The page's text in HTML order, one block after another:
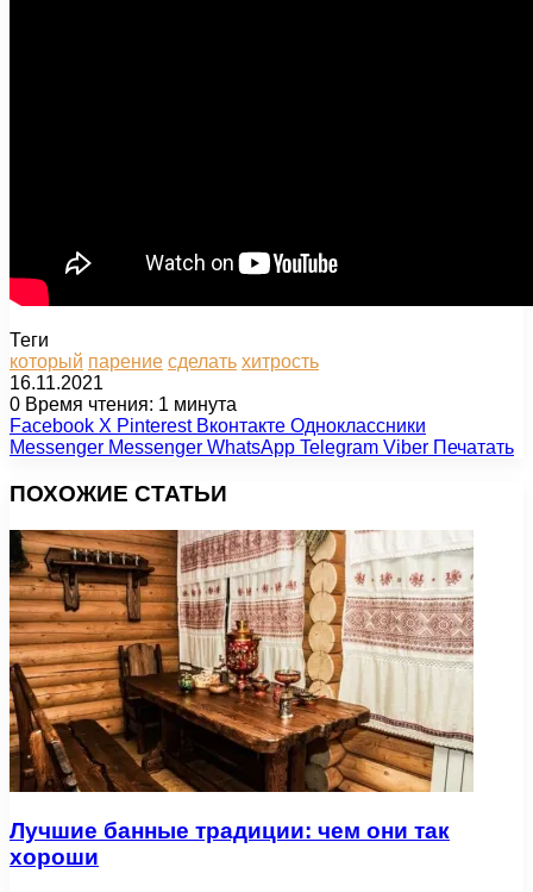
Теги
который парение сделать хитрость
16.11.2021
0 Время чтения: 1 минута
Facebook X Pinterest Вконтакте Одноклассники
Messenger Messenger WhatsApp Telegram Viber Печатать
ПОХОЖИЕ СТАТЬИ
Лучшие банные традиции: чем они так
хороши